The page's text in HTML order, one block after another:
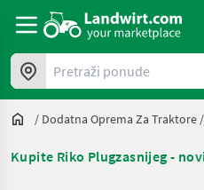
Pretraži ponude
/ Dodatna Oprema Za Traktore /
Kupite Riko Plugzasnijeg -